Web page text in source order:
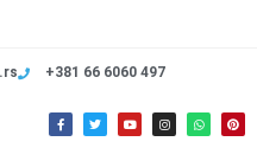
+381 66 6060 497